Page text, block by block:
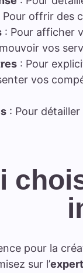
Pour offrir des
: Pour afficher
vos
: Pour
vos
: Pour
pour la
sur l’